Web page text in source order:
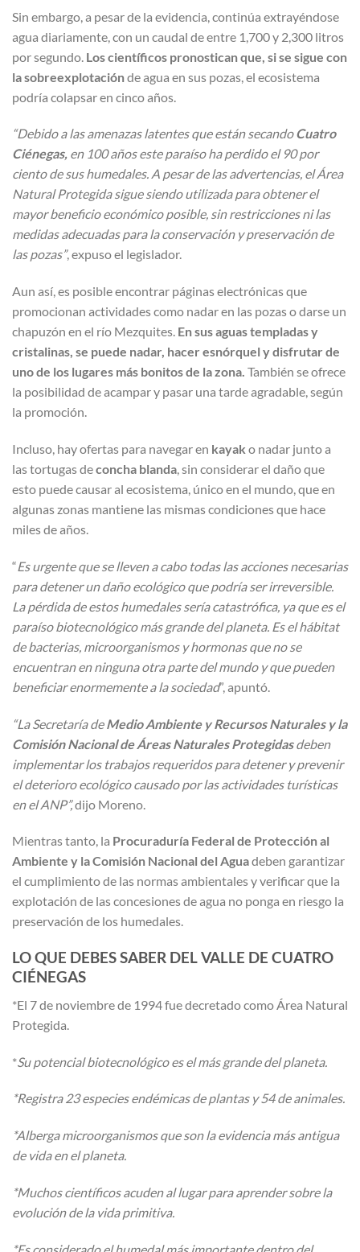
Sin embargo, a pesar de la evidencia, continúa extrayéndose
agua diariamente, con un caudal de entre 1,700 y 2,300 litros
por segundo. Los científicos pronostican que, si se sigue con
la sobreexplotaciónde agua en sus pozas, el ecosistema
podría colapsar en cinco años.
“Debido a las amenazas latentes que están secandoCuatro
Ciénegas, en 100 años este paraíso ha perdido el 90 por
ciento de sus humedales. A pesar de las advertencias, el Área
Natural Protegida sigue siendo utilizada para obtener el
mayor beneficio económico posible, sin restricciones ni las
medidas adecuadas para la conservación y preservación de
las pozas”, expuso el legislador.
Aun así, es posible encontrar páginas electrónicas que
promocionan actividades como nadar en las pozas o darse un
chapuzón en el río Mezquites. En sus aguas templadas y
cristalinas, se puede nadar, hacer esnórquel y disfrutar de
uno de los lugares más bonitos de la zona. También se ofrece
la posibilidad de acampar y pasar una tarde agradable, según
la promoción.
Incluso, hay ofertas para navegar en kayak o nadar junto a
las tortugas deconcha blanda, sin considerar el daño que
esto puede causar al ecosistema, único en el mundo, que en
algunas zonas mantiene las mismas condiciones que hace
miles de años.
“Es urgente que se lleven a cabo todas las acciones necesarias
para detener un daño ecológico que podría ser irreversible.
La pérdida de estos humedales sería catastrófica, ya que es el
paraíso biotecnológico más grande del planeta. Es el hábitat
de bacterias, microorganismos y hormonas que no se
encuentran en ninguna otra parte del mundo y que pueden
beneficiar enormemente a la sociedad”, apuntó.
“La Secretaría deMedio Ambiente y Recursos Naturales y la
Comisión Nacional de Áreas Naturales Protegidasdeben
implementar los trabajos requeridos para detener y prevenir
el deterioro ecológico causado por las actividades turísticas
en el ANP”,dijo Moreno.
Mientras tanto, la Procuraduría Federal de Protección al
Ambiente y la Comisión Nacional del Aguadeben garantizar
el cumplimiento de las normas ambientales y verificar que la
explotación de las concesiones de agua no ponga en riesgo la
preservación de los humedales.
LO QUE DEBES SABER DEL VALLE DE CUATRO
CIÉNEGAS
*El 7 de noviembre de 1994 fue decretado como Área Natural
Protegida.
*Su potencial biotecnológico es el más grande del planeta.
*Registra 23 especies endémicas de plantas y 54 de animales.
*Alberga microorganismos que son la evidencia más antigua
de vida en el planeta.
*Muchos científicos acuden al lugar para aprender sobre la
evolución de la vida primitiva.